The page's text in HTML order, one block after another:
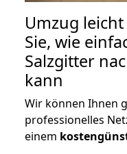
Umzug
Sie, wie
Salzgitter
kann
Wir können Ihnen
professionelles
einem